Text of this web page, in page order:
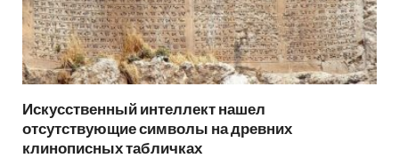
Искусственный интеллект нашел
отсутствующие символы на древних
клинописных табличках